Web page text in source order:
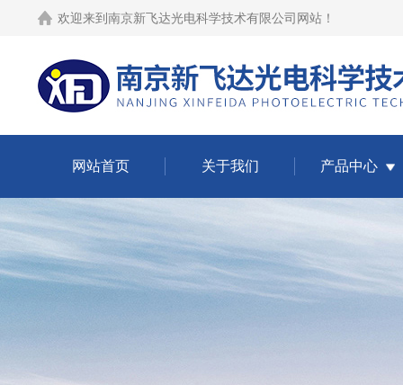
欢迎来到 南京新飞达光电科学技术有限公司网站 ！
网站首页 关于我们 产品中心